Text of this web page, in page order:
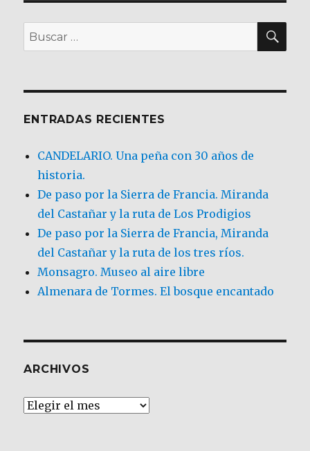
Buscar
por:
ENTRADAS RECIENTES
CANDELARIO. Una peña con 30 años de
historia.
De paso por la Sierra de Francia. Miranda
del Castañar y la ruta de Los Prodigios
De paso por la Sierra de Francia, Miranda
del Castañar y la ruta de los tres ríos.
Monsagro. Museo al aire libre
Almenara de Tormes. El bosque encantado
ARCHIVOS
Archivos